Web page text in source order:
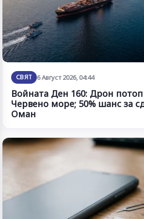
СВЯТ 6 Август 2026, 04:44
Войната Ден 160: Дрон
Червено море; 50% шанс за
Оман